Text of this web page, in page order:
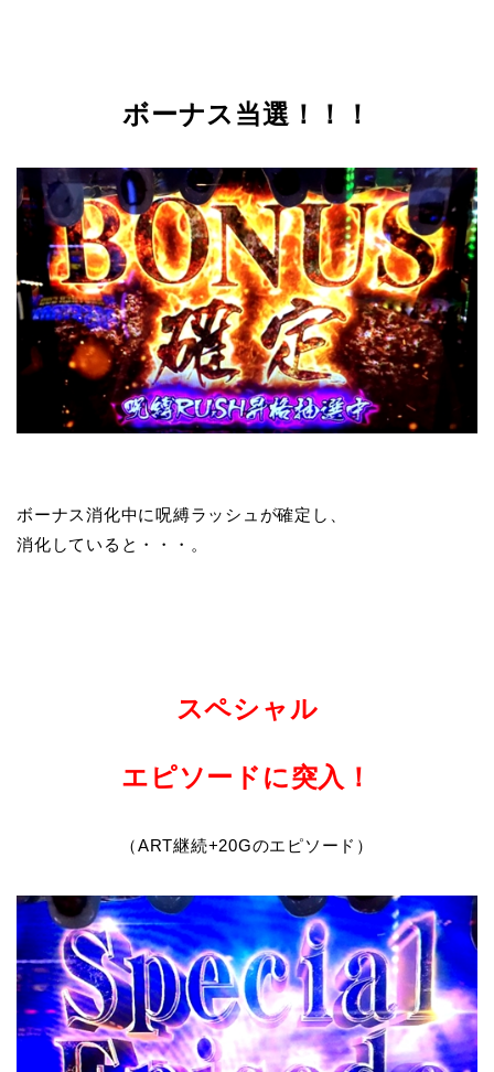
ボーナス当選！！！
ボーナス消化中に呪縛ラッシュが確定し、
消化していると・・・。
スペシャル
エピソード に突入！
（ART継続+20Gのエピソード）